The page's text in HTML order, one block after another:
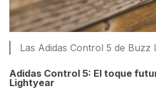
Las Adidas Control 5 de Buzz
Adidas Control 5: El toque
Lightyear